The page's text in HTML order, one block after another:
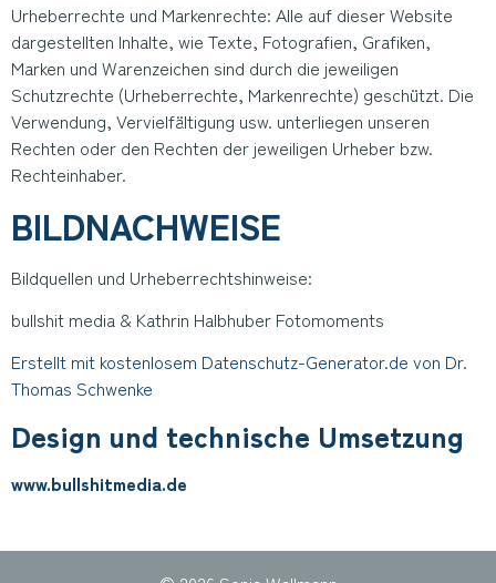
Urheberrechte und Markenrechte: Alle auf dieser Website
dargestellten Inhalte, wie Texte, Fotografien, Grafiken,
Marken und Warenzeichen sind durch die jeweiligen
Schutzrechte (Urheberrechte, Markenrechte) geschützt. Die
Verwendung, Vervielfältigung usw. unterliegen unseren
Rechten oder den Rechten der jeweiligen Urheber bzw.
Rechteinhaber.
BILDNACHWEISE
Bildquellen und Urheberrechtshinweise:
bullshit media & Kathrin Halbhuber Fotomoments
Erstellt mit kostenlosem Datenschutz-Generator.de von Dr.
Thomas Schwenke
Design und technische Umsetzung
www.bullshitmedia.de